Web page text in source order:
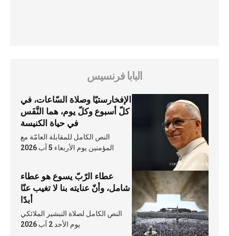
البابا فرنسيس
الإفخارستيّا وصلاة السّاعات، في
كلّ أسبوع وكلّ يوم، هما النَّفَس
في حياة الكنيسة
النص الكامل للمقابلة العامّة مع
المؤمنين يوم الأربعاء 5 آب 2026
عطاء الرّبّ يسوع هو عطاء
شامل، وأنّ عنايته بنا لا تغيب عنّا
أبدًا
النص الكامل لصلاة التبشير الملائكي
يوم الأحد 2 آب 2026